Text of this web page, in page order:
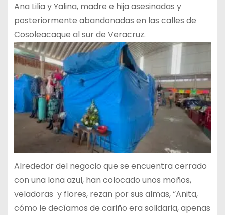
Ana Lilia y Yalina, madre e hija asesinadas y
posteriormente abandonadas en las calles de
Cosoleacaque al sur de Veracruz.
Alrededor del negocio que se encuentra cerrado
con una lona azul, han colocado unos moños,
veladoras y flores, rezan por sus almas, “Anita,
cómo le decíamos de cariño era solidaria, apenas